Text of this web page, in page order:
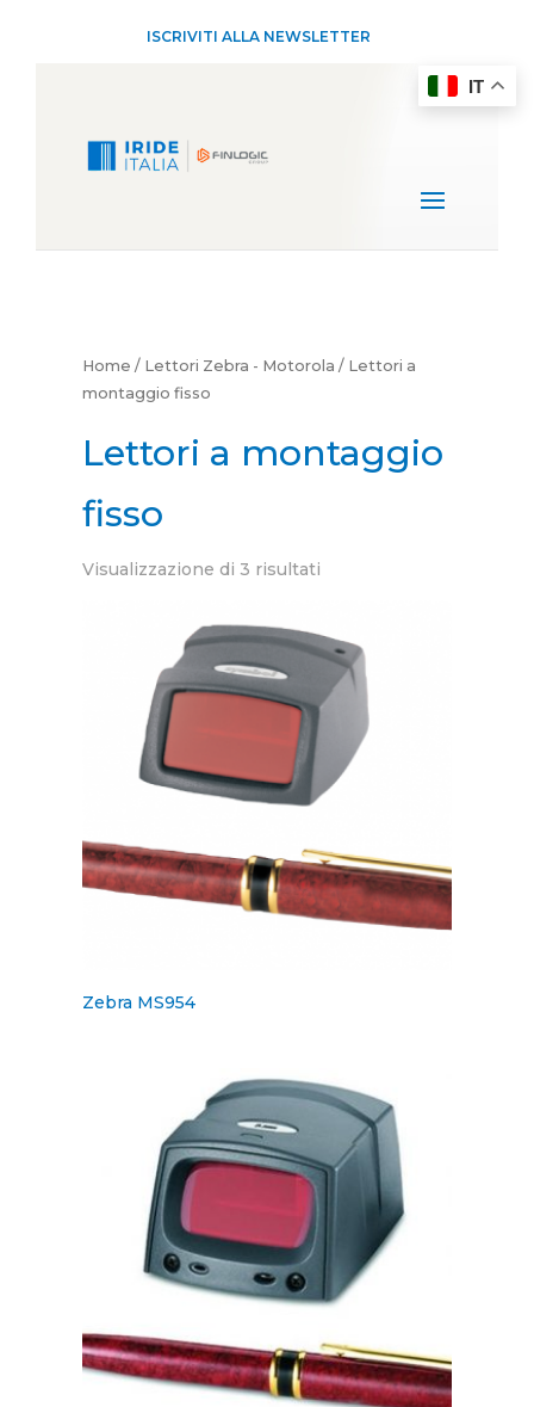
ISCRIVITI ALLA NEWSLETTER
Home / Lettori Zebra - Motorola / Lettori a
montaggio fisso
Lettori a montaggio
fisso
Visualizzazione di 3 risultati
Zebra MS954
IT